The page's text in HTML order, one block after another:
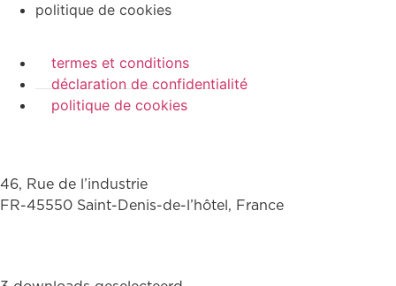
politique de cookies
termes et conditions
déclaration de confidentialité
politique de cookies
46, Rue de l’industrie
FR-45550 Saint-Denis-de-l’hôtel, France